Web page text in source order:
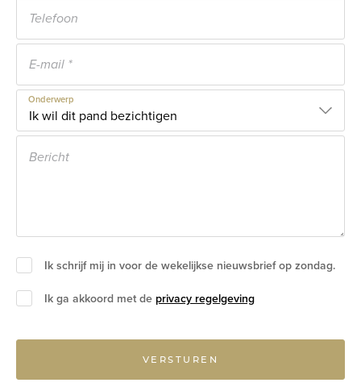
Onderwerp
Ik schrijf mij in voor de wekelijkse nieuwsbrief op zondag.
Ik ga akkoord met de privacy regelgeving
VERSTUREN